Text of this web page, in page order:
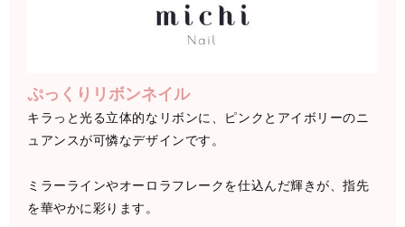
ぷっくりリボンネイル
キラっと光る立体的なリボンに、ピンクとアイボリーのニ
ュアンスが可憐なデザインです。
ミラーラインやオーロラフレークを仕込んだ輝きが、指先
を華やかに彩ります。